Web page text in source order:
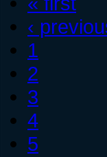
‹
1
2
3
4
5